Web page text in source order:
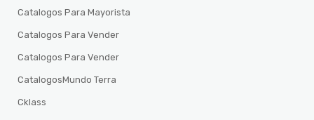
Catalogos Para Mayorista
Catalogos Para Vender
Catalogos Para Vender
CatalogosMundo Terra
Cklass